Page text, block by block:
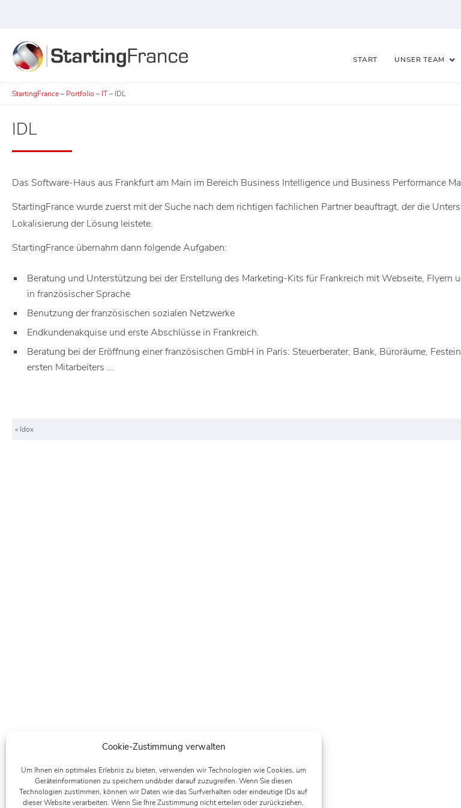
Cookie-Zustimmung verwalten
Um Ihnen ein optimales Erlebnis zu bieten, verwenden wir Technologien wie Cookies, um
Geräteinformationen zu speichern und/oder darauf zuzugreifen. Wenn Sie diesen
Technologien zustimmen, können wir Daten wie das Surfverhalten oder eindeutige IDs auf
dieser Website verarbeiten. Wenn Sie Ihre Zustimmung nicht erteilen oder zurückziehen,
START UNSER TEAM
StartingFrance– Portfolio – IT– IDL
IDL
Das Software-Haus aus Frankfurt am Main im Bereich Business Intelligence und Business Performance
StartingFrance wurde zuerst mit der Suche nach dem richtigen fachlichen Partner beauftragt, der die
Lokalisierung der Lösung leistete.
StartingFrance übernahm dann folgende Aufgaben:
Beratung und Unterstützung bei der Erstellung des Marketing-Kits für Frankreich mit Webseite, Flyern
in französischer Sprache
Benutzung der französischen sozialen Netzwerke
Endkundenakquise und erste Abschlüsse in Frankreich.
Beratung bei der Eröffnung einer französischen GmbH in Paris: Steuerberater, Bank, Büroräume,
ersten Mitarbeiters …
« Idox